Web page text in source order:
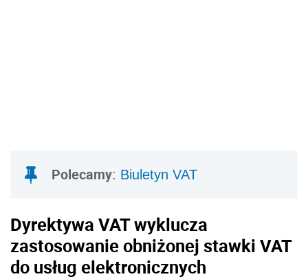
Polecamy: Biuletyn VAT
Dyrektywa VAT wyklucza
zastosowanie obniżonej stawki VAT
do usług elektronicznych